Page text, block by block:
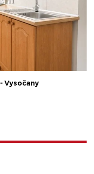
Vysočany